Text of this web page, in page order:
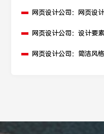
网页设计公司：网页设
网页设计公司：设计要
网页设计公司：简洁风